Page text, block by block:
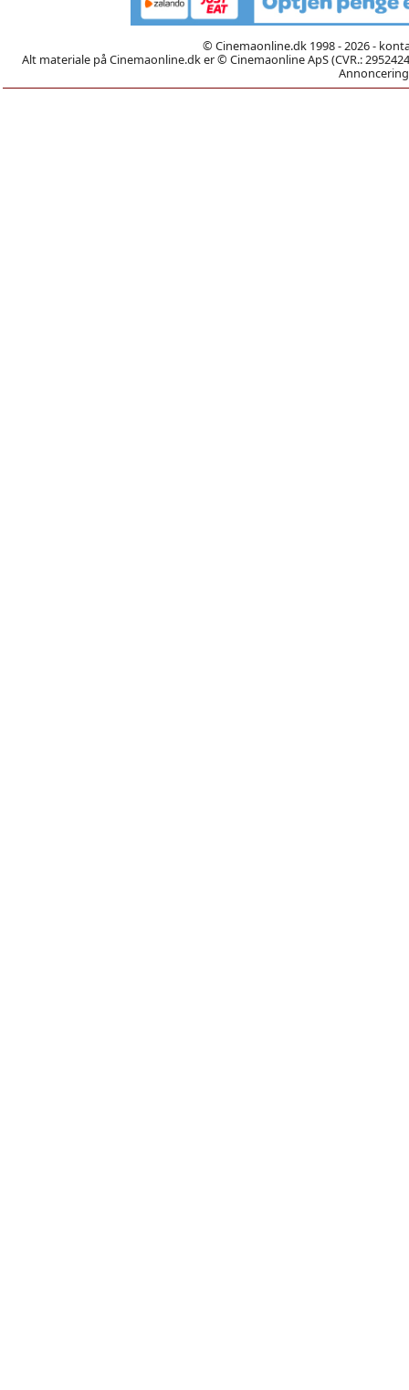
© Cinemaonline.dk 1998 - 2026 -
Alt materiale på Cinemaonline.dk er © Cinemaonline ApS (CVR.: